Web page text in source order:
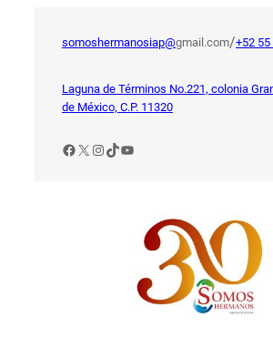
somoshermanosiap@gmail.com/+52
Laguna de Términos No.221, colonia
de México, C.P. 11320
Facebook
X Instagram
TikTok
YouTube